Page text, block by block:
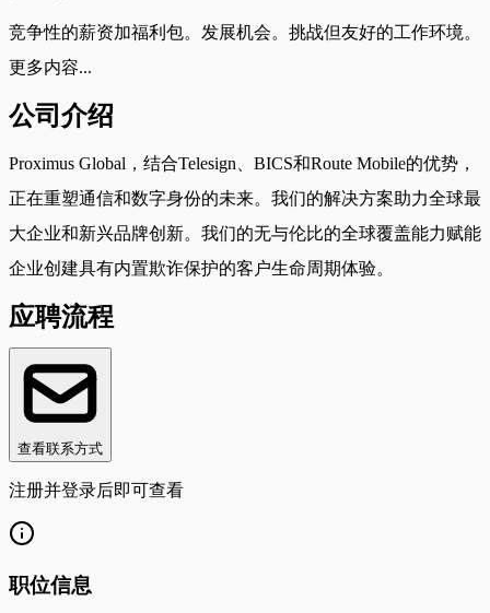
竞争性的薪资加福利包。发展机会。挑战但友好的工作环境。
更多内容...
公司介绍
Proximus Global，结合Telesign、BICS和Route Mobile的优势，
正在重塑通信和数字身份的未来。我们的解决方案助力全球最
大企业和新兴品牌创新。我们的无与伦比的全球覆盖能力赋能
企业创建具有内置欺诈保护的客户生命周期体验。
应聘流程
查看联系方式
注册并登录后即可查看
职位信息